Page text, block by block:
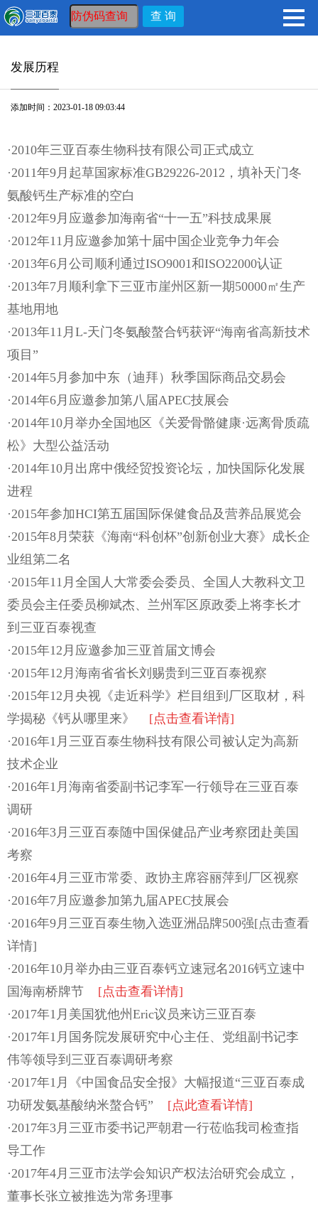
发展历程
添加时间：2023-01-18 09:03:44
·2010年三亚百泰生物科技有限公司正式成立
·2011年9月起草国家标准GB29226-2012，填补天门冬
氨酸钙生产标准的空白
·2012年9月应邀参加海南省“十一五”科技成果展
·2012年11月应邀参加第十届中国企业竞争力年会
·2013年6月公司顺利通过ISO9001和ISO22000认证
·2013年7月顺利拿下三亚市崖州区新一期50000㎡生产
基地用地
·2013年11月L-天门冬氨酸螯合钙获评“海南省高新技术
项目”
·2014年5月参加中东（迪拜）秋季国际商品交易会
·2014年6月应邀参加第八届APEC技展会
·2014年10月举办全国地区《关爱骨骼健康·远离骨质疏
松》大型公益活动
·2014年10月出席中俄经贸投资论坛，加快国际化发展
进程
·2015年参加HCI第五届国际保健食品及营养品展览会
·2015年8月荣获《海南“科创杯”创新创业大赛》成长企
业组第二名
·2015年11月全国人大常委会委员、全国人大教科文卫
委员会主任委员柳斌杰、兰州军区原政委上将李长才
到三亚百泰视查
·2015年12月应邀参加三亚首届文博会
·2015年12月海南省省长刘赐贵到三亚百泰视察
·2015年12月央视《走近科学》栏目组到厂区取材，科
学揭秘《钙从哪里来》 [点击查看详情]
·2016年1月三亚百泰生物科技有限公司被认定为高新
技术企业
·2016年1月海南省委副书记李军一行领导在三亚百泰
调研
·2016年3月三亚百泰随中国保健品产业考察团赴美国
考察
·2016年4月三亚市常委、政协主席容丽萍到厂区视察
·2016年7月应邀参加第九届APEC技展会
·2016年9月三亚百泰生物入选亚洲品牌500强[点击查看
详情]
·2016年10月举办由三亚百泰钙立速冠名2016钙立速中
国海南桥牌节 [点击查看详情]
·2017年1月美国犹他州Eric议员来访三亚百泰
·2017年1月国务院发展研究中心主任、党组副书记李
伟等领导到三亚百泰调研考察
·2017年1月《中国食品安全报》大幅报道“三亚百泰成
功研发氨基酸纳米螯合钙” [点此查看详情]
·2017年3月三亚市委书记严朝君一行莅临我司检查指
导工作
·2017年4月三亚市法学会知识产权法治研究会成立，
董事长张立被推选为常务理事